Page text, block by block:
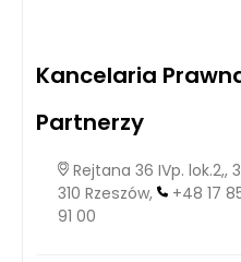
Kancelaria
Partnerzy
Rejtana 36 IVp. lok.2,,
310 Rzeszów,
+48 17
91 00